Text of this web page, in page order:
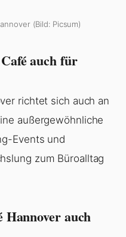
(Bild: Picsum)
auch für
richtet sich auch an
außergewöhnliche
Events und
zum Büroalltag
Hannover auch